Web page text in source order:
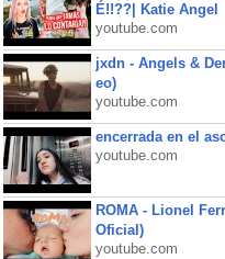
É!!??| Katie Angel
youtube.com
jxdn - Angels &
eo)
youtube.com
encerrada en el
youtube.com
ROMA - Lionel
Oficial)
youtube.com